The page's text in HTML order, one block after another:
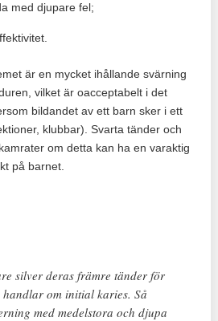
med djupare fel;
är en mycket ihållande svärning
vilket är oacceptabelt i det
bildandet av ett barn sker i ett
klubbar). Svarta tänder och
om detta kan ha en varaktig
på barnet.
silver deras främre tänder för
om initial karies. Så
med medelstora och djupa